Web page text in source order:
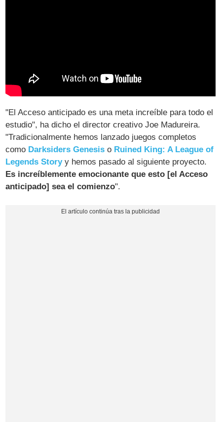
"El Acceso anticipado es una meta increíble para todo el
estudio", ha dicho el director creativo Joe Madureira.
"Tradicionalmente hemos lanzado juegos completos
como Darksiders Genesis o Ruined King: A League of
Legends Storyy hemos pasado al siguiente proyecto.
Es increíblemente emocionante que esto [el Acceso
anticipado] sea el comienzo".